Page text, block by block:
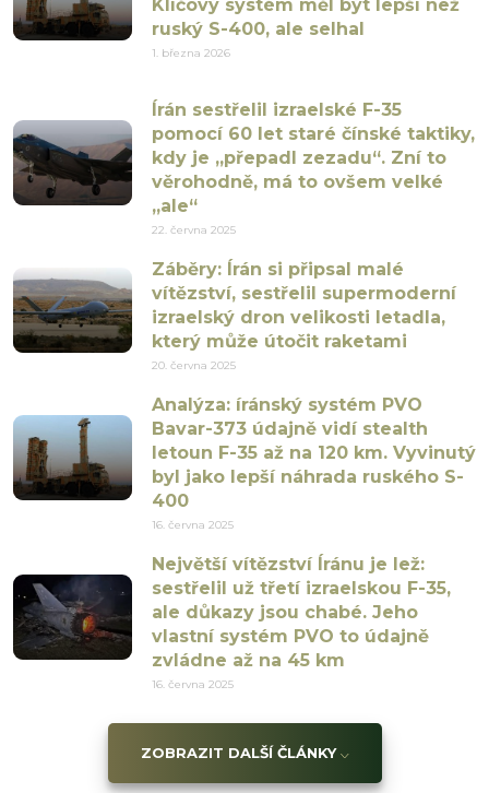
Klíčový systém měl být lepší než
ruský S-400, ale selhal
1. března 2026
Írán sestřelil izraelské F-35
pomocí 60 let staré čínské taktiky,
kdy je „přepadl zezadu“. Zní to
věrohodně, má to ovšem velké
„ale“
22. června 2025
Záběry: Írán si připsal malé
vítězství, sestřelil supermoderní
izraelský dron velikosti letadla,
který může útočit raketami
20. června 2025
Analýza: íránský systém PVO
Bavar-373 údajně vidí stealth
letoun F-35 až na 120 km. Vyvinutý
byl jako lepší náhrada ruského S-
400
16. června 2025
Největší vítězství Íránu je lež:
sestřelil už třetí izraelskou F-35,
ale důkazy jsou chabé. Jeho
vlastní systém PVO to údajně
zvládne až na 45 km
16. června 2025
ZOBRAZIT DALŠÍ ČLÁNKY